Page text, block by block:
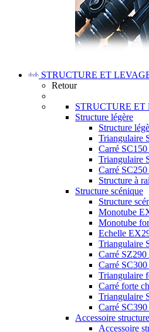
STRUCTURE ET
Retour
STRUCTURE ET
Structure légère
Structure
Triangulaire
Carré
Triangulaire
Carré
Structure à
Structure scénique
Structure
Monotube
Monotube
Echelle
Triangulaire
Carré
Carré
Triangulaire
Carré forte
Triangulaire
Carré
Accessoire structure
Accessoire